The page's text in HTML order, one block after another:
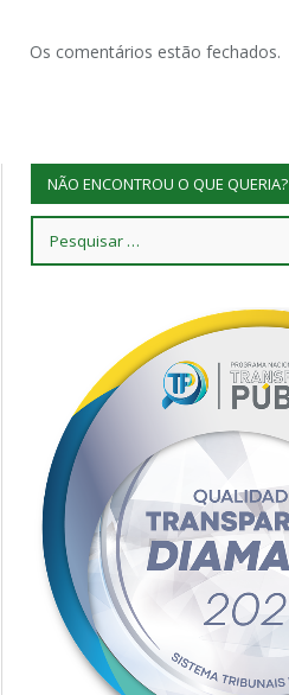
Os comentários estão fechados.
NÃO ENCONTROU O QUE QUERIA?